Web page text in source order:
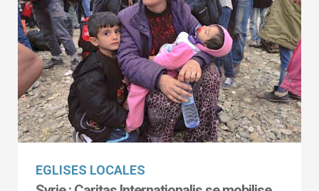
EGLISES LOCALES